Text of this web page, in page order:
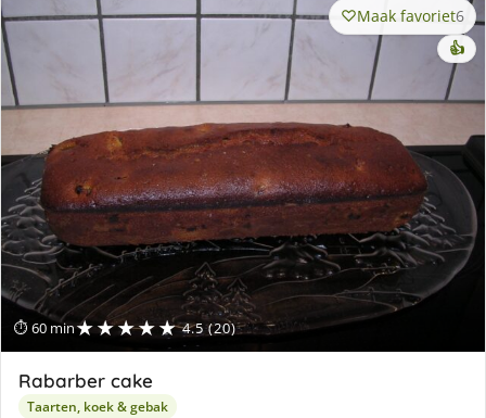
⏱ 60 min★★★★★ 4.5 (20)
Maak favoriet6
👍
Rabarber cake
Taarten, koek & gebak